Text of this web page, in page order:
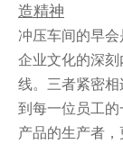
造精神
冲压车间的早
企业文化的深
线。三者紧密
到每一位员工
产品的生产者，